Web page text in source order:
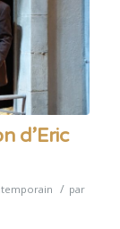
d’Eric
/ par